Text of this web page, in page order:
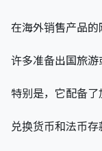
在海外销售产品
许多准备出国旅
特别是，它配备
兑换货币和法币